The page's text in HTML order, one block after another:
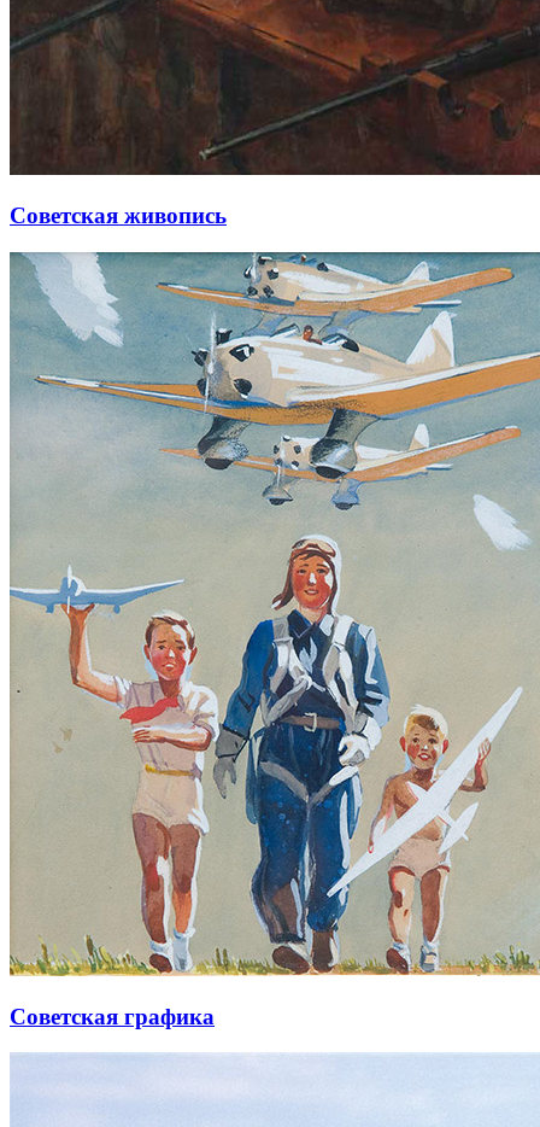
Советская живопись
Советская графика